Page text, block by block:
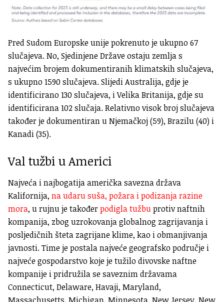
Pred Sudom Europske unije pokrenuto je ukupno 67
slučajeva. No, Sjedinjene Države ostaju zemlja s
najvećim brojem dokumentiranih klimatskih slučajeva,
s ukupno 1590 slučajeva. Slijedi Australija, gdje je
identificirano 130 slučajeva, i Velika Britanija, gdje su
identificirana 102 slučaja. Relativno visok broj slučajeva
također je dokumentiran u Njemačkoj (59), Brazilu (40) i
Kanadi (35).
Val tužbi u Americi
Najveća i najbogatija američka savezna država
Kalifornija, na udaru suša, požara i podizanja razine
mora, u rujnu je takođerpodigla tužbuprotiv naftnih
kompanija, zbog uzrokovanja globalnog zagrijavanja i
posljedičnih šteta zagrijane klime, kao i obmanjivanja
javnosti. Time je postala najveće geografsko područje i
najveće gospodarstvo koje je tužilo divovske naftne
kompanije i pridružila se saveznim državama
Connecticut, Delaware, Havaji, Maryland,
Massachusetts, Michigan, Minnesota, New Jersey, New